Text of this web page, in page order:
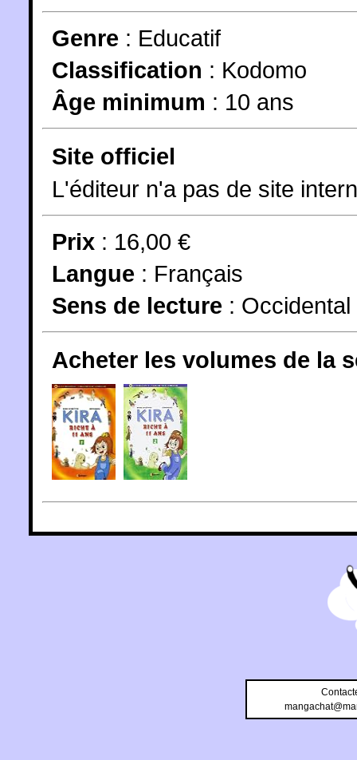
Genre : Educatif
Classification : Kodomo
Âge minimum : 10 ans
Site officiel
L'éditeur n'a pas de site
Prix : 16,00 €
Langue : Français
Sens de lecture : Occidental
Acheter les volumes de la